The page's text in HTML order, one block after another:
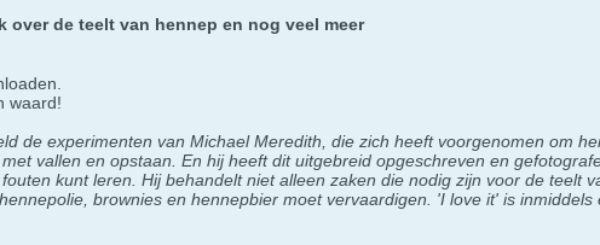
over de teelt van hennep en nog veel meer
waard!
de experimenten van Michael Meredith, die zich heeft voorgenomen om
vallen en opstaan. En hij heeft dit uitgebreid opgeschreven en
kunt leren. Hij behandelt niet alleen zaken die nodig zijn voor de teelt
brownies en hennepbier moet vervaardigen. 'I love it' is